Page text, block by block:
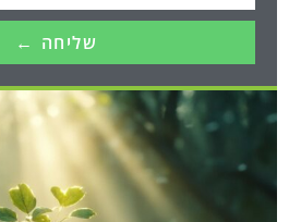
שליחה ←